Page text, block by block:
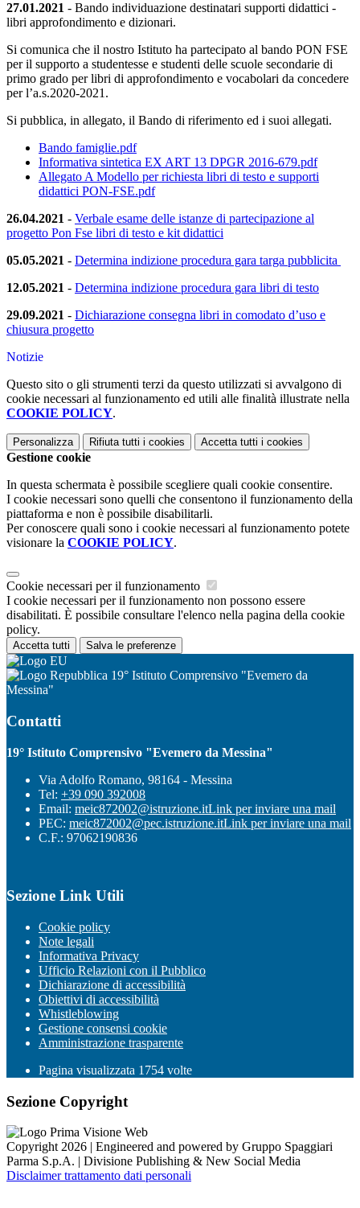
27.01.2021 - Bando individuazione destinatari supporti didattici -
libri approfondimento e dizionari.
Si comunica che il nostro Istituto ha partecipato al bando PON FSE
per il supporto a studentesse e studenti delle scuole secondarie di
primo grado per libri di approfondimento e vocabolari da concedere
per l’a.s.2020-2021.
Si pubblica, in allegato, il Bando di riferimento ed i suoi allegati.
Bando famiglie.pdf
Informativa sintetica EX ART 13 DPGR 2016-679.pdf
Allegato A Modello per richiesta libri di testo e supporti
didattici PON-FSE.pdf
26.04.2021 - Verbale esame delle istanze di partecipazione al
progetto Pon Fse libri di testo e kit didattici
05.05.2021 - Determina indizione procedura gara targa pubblicita
12.05.2021 - Determina indizione procedura gara libri di testo
29.09.2021 - Dichiarazione consegna libri in comodato d’uso e
chiusura progetto
Notizie
Questo sito o gli strumenti terzi da questo utilizzati si avvalgono di
cookie necessari al funzionamento ed utili alle finalità illustrate nella
COOKIE POLICY.
Personalizza Rifiuta tutti i cookies Accetta tutti i cookies
Gestione cookie
In questa schermata è possibile scegliere quali cookie consentire.
I cookie necessari sono quelli che consentono il funzionamento della
piattaforma e non è possibile disabilitarli.
Per conoscere quali sono i cookie necessari al funzionamento potete
visionare la COOKIE POLICY.
Cookie necessari per il funzionamento
I cookie necessari per il funzionamento non possono essere
disabilitati. È possibile consultare l'elenco nella pagina della cookie
policy.
Accetta tutti Salva le preferenze
19° Istituto Comprensivo "Evemero da
Messina"
Contatti
19° Istituto Comprensivo "Evemero da Messina"
Via Adolfo Romano, 98164 - Messina
Tel: +39 090 392008
Email: meic872002@istruzione.itLink per inviare una mail
PEC: meic872002@pec.istruzione.itLink per inviare una mail
C.F.: 97062190836
Sezione Link Utili
Cookie policy
Note legali
Informativa Privacy
Ufficio Relazioni con il Pubblico
Dichiarazione di accessibilità
Obiettivi di accessibilità
Whistleblowing
Gestione consensi cookie
Amministrazione trasparente
Pagina visualizzata 1754 volte
Sezione Copyright
Copyright 2026 | Engineered and powered by Gruppo Spaggiari
Parma S.p.A. | Divisione Publishing & New Social Media
Disclaimer trattamento dati personali